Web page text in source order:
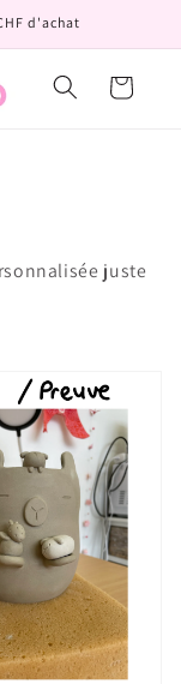
d'achat
Panier
juste